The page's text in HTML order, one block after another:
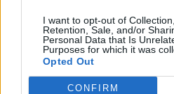
I want to opt-out of
Retention, Sale, and/or
Personal Data that Is
Purposes for which it was
Opted Out
CONFIRM
έκαναν
πάρτι